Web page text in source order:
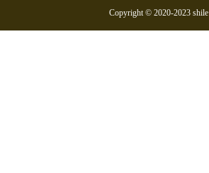
Copyright © 2020-2023 shile